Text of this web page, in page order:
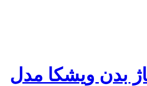
بدن ویشکا مدل